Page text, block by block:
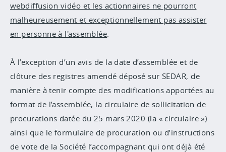
webdiffusion vidéo et les actionnaires ne pourront
malheureusement et exceptionnellement pas assister
en personne à l'assemblée.
À l’exception d’un avis de la date d’assemblée et de
clôture des registres amendé déposé sur SEDAR, de
manière à tenir compte des modifications apportées au
format de l’assemblée, la circulaire de sollicitation de
procurations datée du 25 mars 2020 (la « circulaire »)
ainsi que le formulaire de procuration ou d’instructions
de vote de la Société l’accompagnant qui ont déjà été